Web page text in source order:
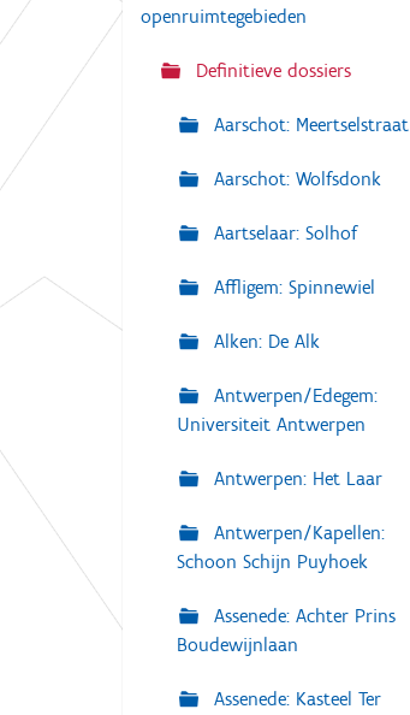
openruimtegebieden
Definitieve dossiers
Aarschot: Meertselstraat
Aarschot: Wolfsdonk
Aartselaar: Solhof
Affligem: Spinnewiel
Alken: De Alk
Antwerpen/Edegem:
Universiteit Antwerpen
Antwerpen: Het Laar
Antwerpen/Kapellen:
Schoon Schijn Puyhoek
Assenede: Achter Prins
Boudewijnlaan
Assenede: Kasteel Ter